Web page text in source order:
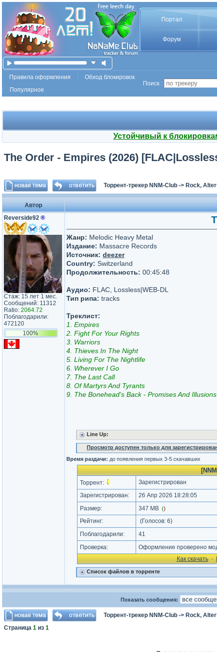
Портал
Форум
Правила оформления
Обход блокировок
Популярное
Поиск :
Устойчивый к
The Order - Empires (2026)
Торрент-трекер NNM-Club -> Rock,
Автор
Reverside92 ®
Стаж: 15 лет 1 мес.
Сообщений: 11312
Ratio: 2064.72
Поблагодарили:
472120
100%
Жанр: Melodic Heavy Metal
Издание: Massacre Records
Источник: deezer
Country: Switzerland
Продолжительность: 00:45:48
Аудио: FLAC, Lossless|WEB-DL
Тип рипа: tracks
Треклист:
1. Empires
2. Fight For Your Rights
3. Warriors
4. Thieves In The Night
5. Living For The Nightlife
6. Wherever I Go
7. The Last Call
8. Of Martyrs And Tyrants
9. The Bonehead's Back - Promises And Illusions
Line Up:
Просмотр доступен только для
Время раздачи: до появления первых 3-5 скачавших
Торрент:
Зарегистрирован
Зарегистрирован:
26 Апр 2026 18:28:05
Размер:
347 MB ()
Рейтинг: (Голосов: 6)
Поблагодарили:
41
Проверка:
Оформление проверено
Как cкачать·
Список файлов в торренте
Показать сообщения:
Торрент-трекер NNM-Club -> Rock,
Страница 1 из 1